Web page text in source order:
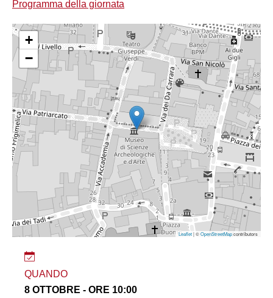
Programma della giornata
+
−
Leaflet| ©OpenStreetMapcontributors
QUANDO
8 OTTOBRE - ORE 10:00